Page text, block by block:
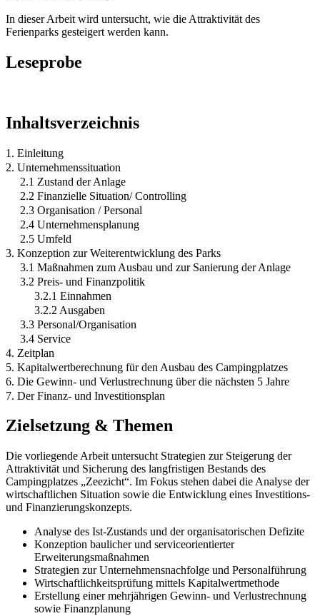
In dieser Arbeit wird untersucht, wie die Attraktivität des
Ferienparks gesteigert werden kann.
Leseprobe
Inhaltsverzeichnis
1. Einleitung
2. Unternehmenssituation
2.1 Zustand der Anlage
2.2 Finanzielle Situation/ Controlling
2.3 Organisation / Personal
2.4 Unternehmensplanung
2.5 Umfeld
3. Konzeption zur Weiterentwicklung des Parks
3.1 Maßnahmen zum Ausbau und zur Sanierung der Anlage
3.2 Preis- und Finanzpolitik
3.2.1 Einnahmen
3.2.2 Ausgaben
3.3 Personal/Organisation
3.4 Service
4. Zeitplan
5. Kapitalwertberechnung für den Ausbau des Campingplatzes
6. Die Gewinn- und Verlustrechnung über die nächsten 5 Jahre
7. Der Finanz- und Investitionsplan
Zielsetzung & Themen
Die vorliegende Arbeit untersucht Strategien zur Steigerung der
Attraktivität und Sicherung des langfristigen Bestands des
Campingplatzes „Zeezicht“. Im Fokus stehen dabei die Analyse der
wirtschaftlichen Situation sowie die Entwicklung eines Investitions-
und Finanzierungskonzepts.
Analyse des Ist-Zustands und der organisatorischen Defizite
Konzeption baulicher und serviceorientierter
Erweiterungsmaßnahmen
Strategien zur Unternehmensnachfolge und Personalführung
Wirtschaftlichkeitsprüfung mittels Kapitalwertmethode
Erstellung einer mehrjährigen Gewinn- und Verlustrechnung
sowie Finanzplanung